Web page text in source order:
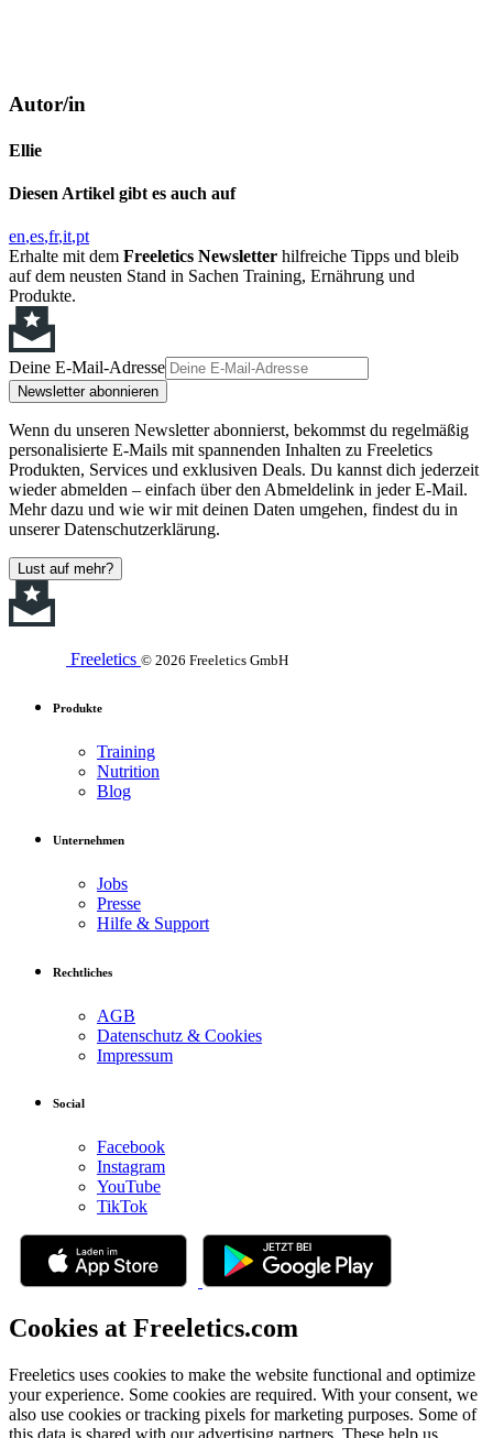
Autor/in
Ellie
Diesen Artikel gibt es auch auf
en es fr it pt
Erhalte mit dem Freeletics Newsletter hilfreiche Tipps und bleib
auf dem neusten Stand in Sachen Training, Ernährung und
Produkte.
Deine E-Mail-Adresse
Newsletter abonnieren
Wenn du unseren Newsletter abonnierst, bekommst du regelmäßig
personalisierte E-Mails mit spannenden Inhalten zu Freeletics
Produkten, Services und exklusiven Deals. Du kannst dich jederzeit
wieder abmelden – einfach über den Abmeldelink in jeder E-Mail.
Mehr dazu und wie wir mit deinen Daten umgehen, findest du in
unserer Datenschutzerklärung.
Lust auf mehr?
Freeletics © 2026 Freeletics GmbH
Produkte
Training
Nutrition
Blog
Unternehmen
Jobs
Presse
Hilfe & Support
Rechtliches
AGB
Datenschutz & Cookies
Impressum
Social
Facebook
Instagram
YouTube
TikTok
Cookies at Freeletics.com
Freeletics uses cookies to make the website functional and optimize
your experience. Some cookies are required. With your consent, we
also use cookies or tracking pixels for marketing purposes. Some of